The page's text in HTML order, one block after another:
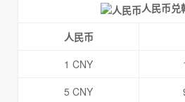
人民币兑
人民币
1 CNY
5 CNY